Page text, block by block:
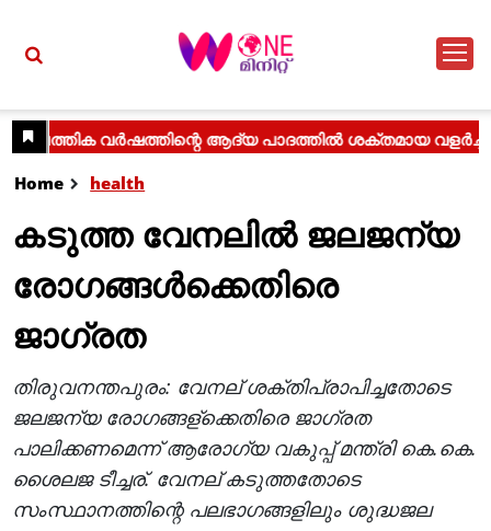
Home health
കടുത്ത വേനലില്‍ ജലജന്യ
രോഗങ്ങള്‍ക്കെതിരെ
ജാഗ്രത
തിരുവനന്തപുരം: വേനല് ശക്തിപ്രാപിച്ചതോടെ
ജലജന്യ രോഗങ്ങള്ക്കെതിരെ ജാഗ്രത
പാലിക്കണമെന്ന് ആരോഗ്യ വകുപ്പ് മന്ത്രി കെ.കെ.
ശൈലജ ടീച്ചര്. വേനല് കടുത്തതോടെ
സംസ്ഥാനത്തിന്റെ പലഭാഗങ്ങളിലും ശുദ്ധജല